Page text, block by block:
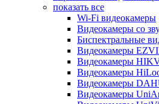
показать все
Wi-Fi видеокамеры
Видеокамеры со
Биспектральные
Видеокамеры
Видеокамеры
Видеокамеры
Видеокамеры
Видеокамеры